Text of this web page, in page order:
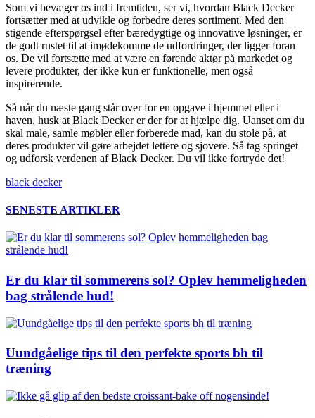
Som vi bevæger os ind i fremtiden, ser vi, hvordan Black Decker
fortsætter med at udvikle og forbedre deres sortiment. Med den
stigende efterspørgsel efter bæredygtige og innovative løsninger, er
de godt rustet til at imødekomme de udfordringer, der ligger foran
os. De vil fortsætte med at være en førende aktør på markedet og
levere produkter, der ikke kun er funktionelle, men også
inspirerende.
Så når du næste gang står over for en opgave i hjemmet eller i
haven, husk at Black Decker er der for at hjælpe dig. Uanset om du
skal male, samle møbler eller forberede mad, kan du stole på, at
deres produkter vil gøre arbejdet lettere og sjovere. Så tag springet
og udforsk verdenen af Black Decker. Du vil ikke fortryde det!
black decker
SENESTE ARTIKLER
Er du klar til sommerens sol? Oplev hemmeligheden
bag strålende hud!
Uundgåelige tips til den perfekte sports bh til
træning